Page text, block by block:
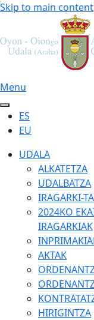
Skip to main content
Menu
ES
EU
UDALA
ALKATETZA
UDALBATZA
IRAGARKI-
2024KO
IRAGARKIAK
AKTAK
HIRIGINTZA